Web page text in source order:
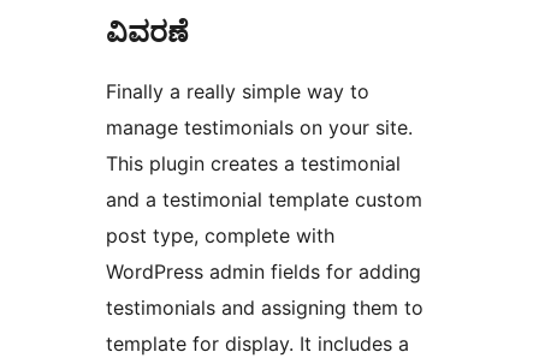
ವಿವರಣೆ
Finally a really simple way to
manage testimonials on your site.
This plugin creates a testimonial
and a testimonial template custom
post type, complete with
WordPress admin fields for adding
testimonials and assigning them to
template for display. It includes a